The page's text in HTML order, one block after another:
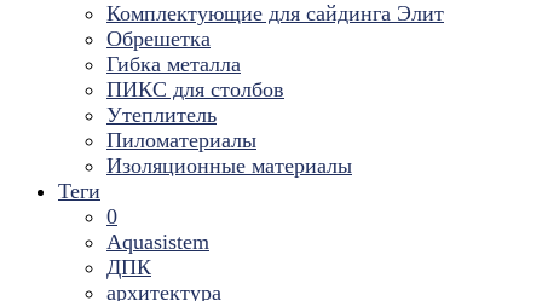
Комплектующие для cайдинга Элит
Обрешетка
Гибка металла
ПИКС для столбов
Утеплитель
Пиломатериалы
Изоляционные материалы
Теги
0
Aquasistem
ДПК
архитектура